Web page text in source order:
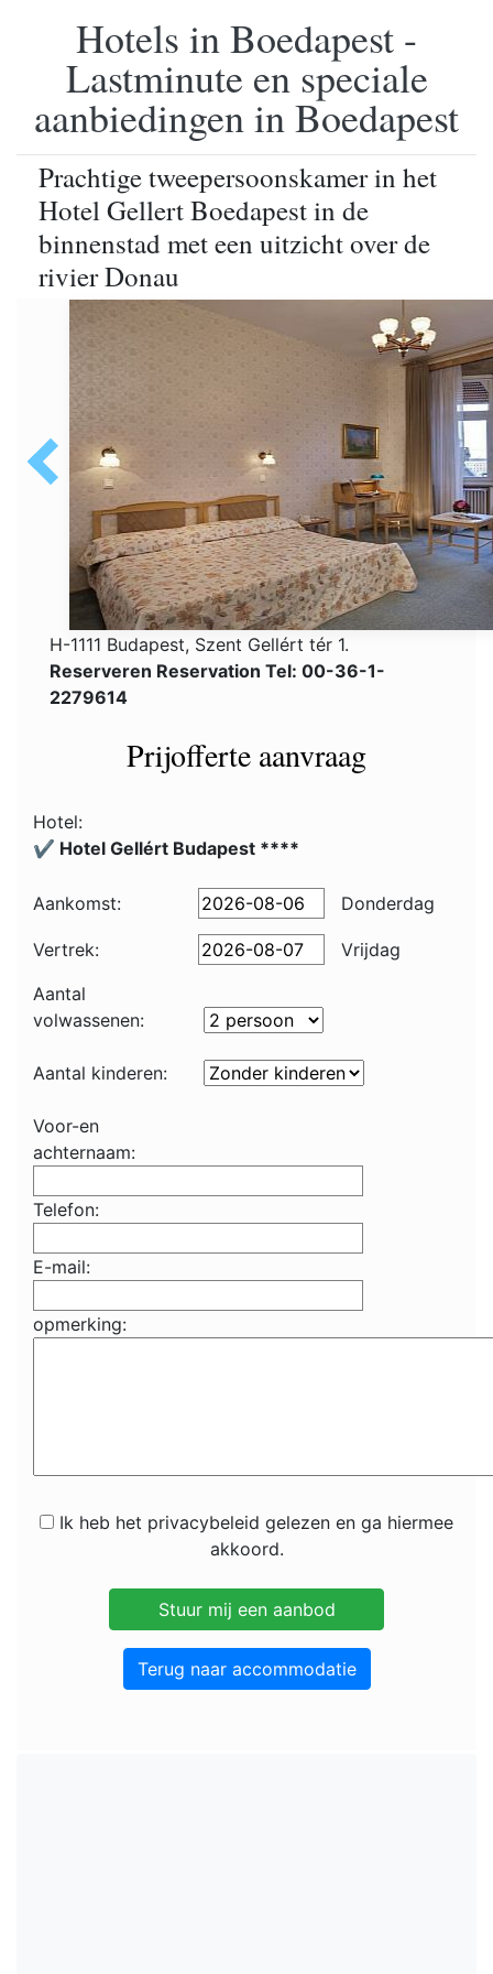
Hotels in Boedapest -
Lastminute en speciale
aanbiedingen in Boedapest
Prachtige tweepersoonskamer in het
Hotel Gellert Boedapest in de
binnenstad met een uitzicht over de
rivier Donau
H-1111 Budapest, Szent Gellért tér 1.
Reserveren Reservation Tel: 00-36-1-
2279614
Prijofferte aanvraag
Hotel:
✔️ Hotel Gellért Budapest ****
Aankomst: Donderdag
Vertrek:
Vrijdag
Aantal
volwassenen:
Aantal kinderen:
Voor-en
achternaam:
Telefon:
E-mail:
opmerking:
Ik heb het privacybeleid gelezen en ga hiermee
akkoord.
Terug naar accommodatie